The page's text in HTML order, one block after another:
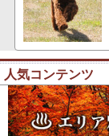
人気コンテンツ